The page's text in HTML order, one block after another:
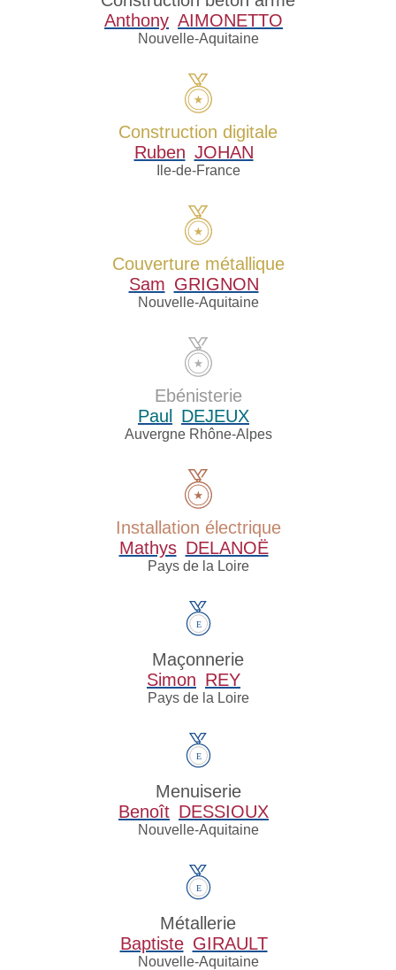
Anthony AIMONETTO
Nouvelle-Aquitaine
Construction digitale
Ruben JOHAN
Ile-de-France
Couverture métallique
Sam GRIGNON
Nouvelle-Aquitaine
Ebénisterie
Paul DEJEUX
Auvergne Rhône-Alpes
Installation électrique
Mathys DELANOË
Pays de la Loire
Maçonnerie
Simon REY
Pays de la Loire
Menuiserie
Benoît DESSIOUX
Nouvelle-Aquitaine
Métallerie
Baptiste GIRAULT
Nouvelle-Aquitaine